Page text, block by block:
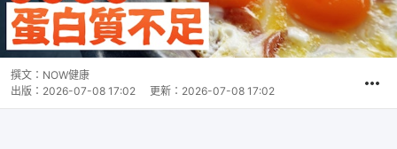
撰文： NOW健康
出版： 2026-07-08 17:02 更新： 2026-07-08 17:02